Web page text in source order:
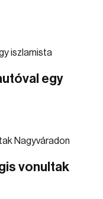
egy
vonultak